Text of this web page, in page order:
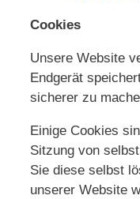
Cookies
Unsere Website
Endgerät
sicherer zu
Einige Cookies
Sitzung von
Sie diese selbst
unserer Website